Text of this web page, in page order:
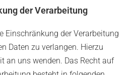
der Verarbeitung
Einschränkung der Verarbeitung
Daten zu verlangen. Hierzu
an uns wenden. Das Recht auf